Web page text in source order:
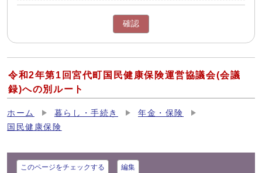
確認
令和2年第1回宮代町国民健康保険運営協議会(会議
録)への別ルート
ホーム 暮らし・手続き
年金・保険
国民健康保険
このページをチェックする 編集